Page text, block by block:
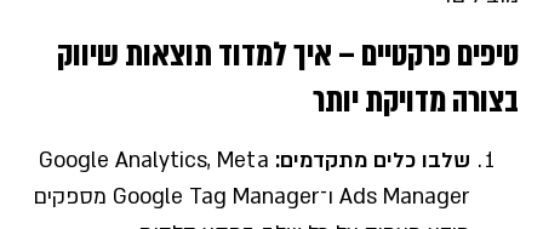
טיפים פרקטיים – איך למדוד תוצאות שיווק
בצורה מדויקת יותר
שלבו כלים מתקדמים:
Google Analytics, Meta
Ads Manager ו־Google Tag Manager מספקים